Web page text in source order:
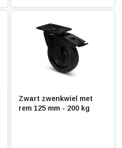
Zwart zwenkwiel met
rem 125 mm - 200 kg